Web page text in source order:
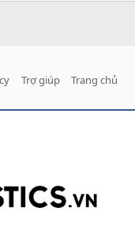
Trợ giúp Trang chủ